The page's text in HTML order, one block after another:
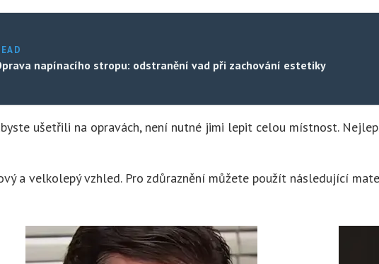
napínacího stropu: odstranění vad při zachování estetiky
ušetřili na opravách, není nutné jimi lepit celou místnost.
a velkolepý vzhled. Pro zdůraznění můžete použít následující